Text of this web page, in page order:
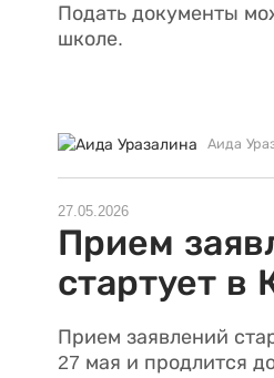
Подать документы
школе.
Аида
27.05.2026
Прием
стартует в
Прием заявлений
27 мая и продлится